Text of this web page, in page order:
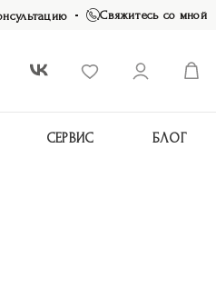
Свяжитесь со мной
СЕРВИС БЛОГ